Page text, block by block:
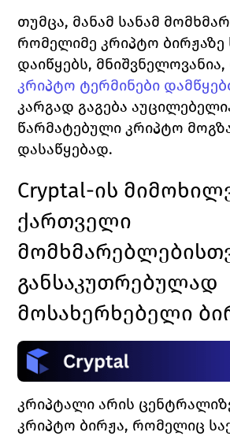
თუმცა, მანამ სანამ
რომელიმე კრიპტო ბირჟაზე
კრიპტო ტერმინები
კარგად გაგება
წარმატებული კრიპტო
დასაწყებად.
Cryptal-ის
ქართველი
განსაკუთრებულად
მოსახერხებელი
კრიპტალი არის
კრიპტო ბირჟა, რომელიც